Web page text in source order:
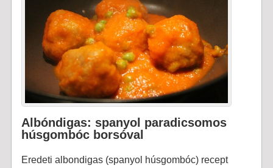
Albóndigas: spanyol paradicsomos
húsgombóc borsóval
Eredeti albondigas (spanyol húsgombóc) recept